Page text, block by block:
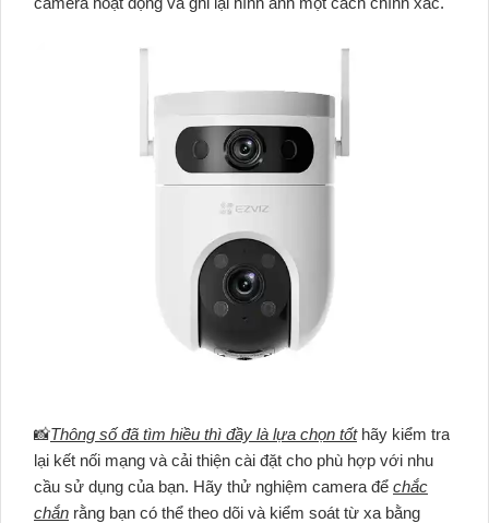
📸Thông số đã tìm hiều thì đầy là lựa chọn tốthãy kiểm tra
lại kết nối mạng và cải thiện cài đặt cho phù hợp với nhu
cầu sử dụng của bạn. Hãy thử nghiệm camera để chắc
chắn rằng bạn có thể theo dõi và kiểm soát từ xa bằng